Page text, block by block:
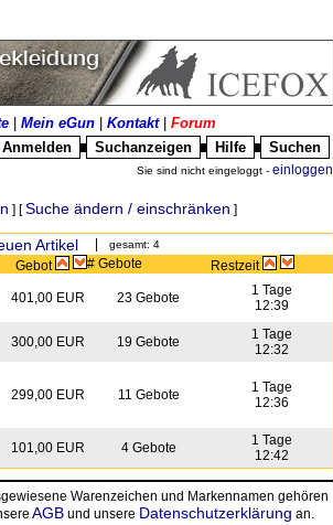
Mein eGun Kontakt| Forum
Anmelden Suchanzeigen Hilfe Suchen
Sie sind nicht eingeloggt - einloggen
] [Suche ändern / einschränken ]
Artikel gesamt: 4
Gebot # Gebote Restzeit
401,00 EUR 23 Gebote
1 Tage
12:39
300,00 EUR 19 Gebote
1 Tage
12:32
299,00 EUR 11 Gebote
1 Tage
12:36
101,00 EUR 4 Gebote
1 Tage
12:42
Warenzeichen und Markennamen gehören
AGBund unsere Datenschutzerklärung an.